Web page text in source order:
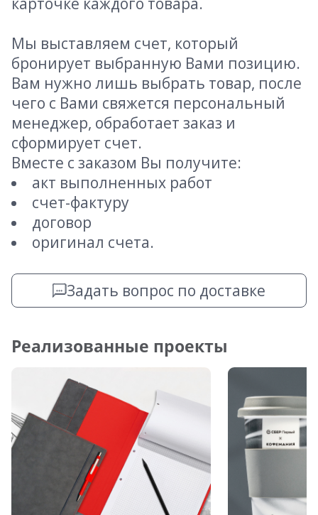
Мы выставляем счет, который
бронирует выбранную Вами позицию.
Вам нужно лишь выбрать товар, после
чего с Вами свяжется персональный
менеджер, обработает заказ и
сформирует счет.
Вместе с заказом Вы получите:
акт выполненных работ
счет-фактуру
договор
оригинал счета.
Задать вопрос по доставке
Реализованные проекты